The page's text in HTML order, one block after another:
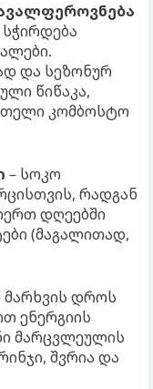
და სეზონურ
წიწაკა,
კომბოსტო
– სოკო
რადგან
დღეებში
(მაგალითად,
მარხვის დროს
ენერგიის
მარცვლეულის
შვრია და